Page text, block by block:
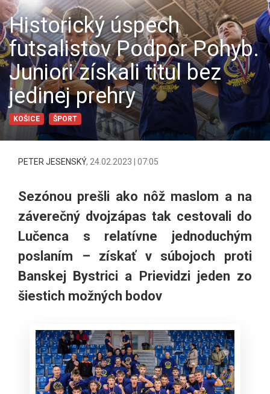
Historický úspech
futsalistov Podpor Pohyb.
Juniori získali titul bez
jedinej prehry
KOŠICE ŠPORT
PETER JESENSKÝ, 24.02.2023 | 07:05
Sezónou prešli ako nôž maslom a na
záverečný dvojzápas tak cestovali do
Lučenca s relatívne jednoduchým
poslaním – získať v súbojoch proti
Banskej Bystrici a Prievidzi jeden zo
šiestich možných bodov